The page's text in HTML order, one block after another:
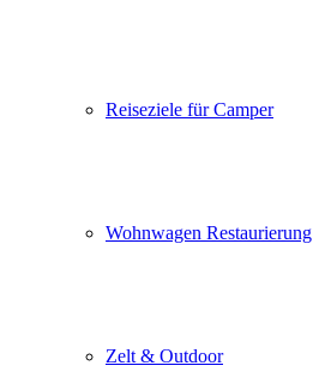
Reiseziele für Camper
Wohnwagen Restaurierung
Zelt & Outdoor